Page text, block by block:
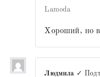
Lamoda
Хороший, но
Людмила ✓